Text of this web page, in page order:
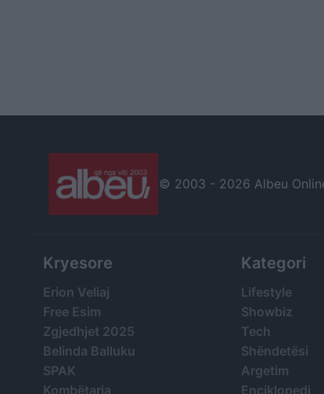
© 2003 - 2026 Albeu
Kryesore
Erion Veliaj
Free Esim
Zgjedhjet 2025
Belinda Balluku
SPAK
Kombëtarja
Kategori
Lifestyle
Showbiz
Tech
Shëndetësi
Argetim
Enciklopedi